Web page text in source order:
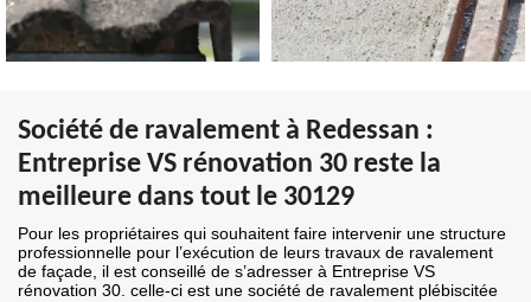
Société de ravalement à Redessan :
Entreprise VS rénovation 30 reste la
meilleure dans tout le 30129
Pour les propriétaires qui souhaitent faire intervenir une structure
professionnelle pour l’exécution de leurs travaux de ravalement
de façade, il est conseillé de s’adresser à Entreprise VS
rénovation 30. celle-ci est une société de ravalement plébiscitée